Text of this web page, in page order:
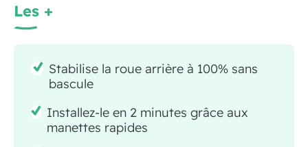
Les +
Stabilise la roue arrière à 100% sans
bascule
Installez-le en 2 minutes grâce aux
manettes rapides